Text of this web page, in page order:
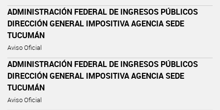
ADMINISTRACIÓN FEDERAL DE INGRESOS PÚBLICOS
DIRECCIÓN GENERAL IMPOSITIVA AGENCIA SEDE
TUCUMÁN
Aviso Oficial
ADMINISTRACIÓN FEDERAL DE INGRESOS PÚBLICOS
DIRECCIÓN GENERAL IMPOSITIVA AGENCIA SEDE
TUCUMÁN
Aviso Oficial